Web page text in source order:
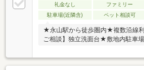
礼金なし ファミリー
駐車場(近隣含)
ペット相談可
★永山駅から徒歩圏内★複数沿線
ご相談】独立洗面台★敷地内駐車